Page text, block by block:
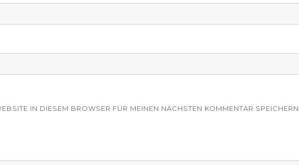
IN DIESEM BROWSER FÜR MEINEN NÄCHSTEN KOMMENTAR